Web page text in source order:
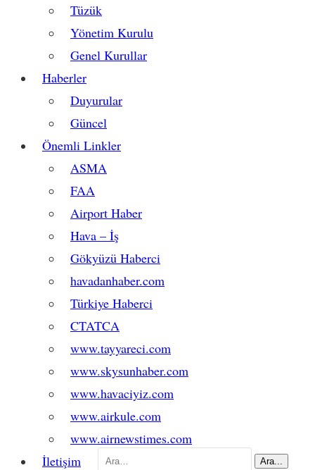
Arama:
Tüzük
Yönetim Kurulu
Genel Kurullar
Haberler
Duyurular
Güncel
Önemli Linkler
ASMA
FAA
Airport Haber
Hava – İş
Gökyüzü Haberci
havadanhaber.com
Türkiye Haberci
CTATCA
www.tayyareci.com
www.skysunhaber.com
www.havaciyiz.com
www.airkule.com
www.airnewstimes.com
İletişim